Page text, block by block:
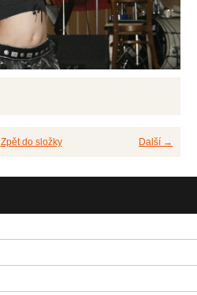
Další →
Zpět do složky